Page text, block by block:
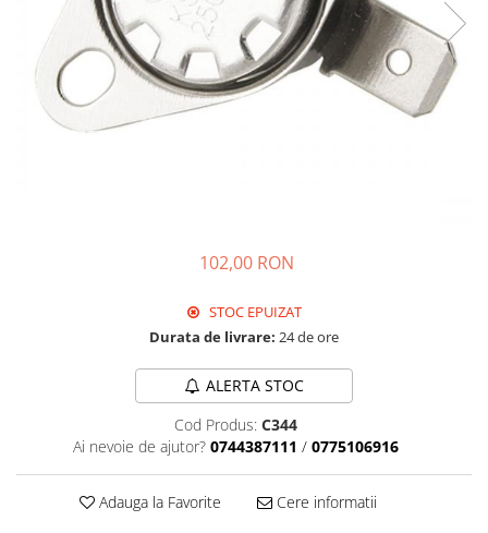
102,00 RON
STOC EPUIZAT
Durata de livrare: 24 de ore
ALERTA STOC
Cod Produs: C344
Ai nevoie de ajutor? 0744387111 / 0775106916
Adauga la Favorite Cere informatii